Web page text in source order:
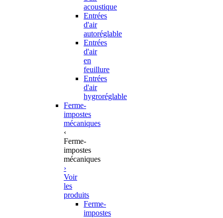
acoustique
Entrées
d'air
autoréglable
Entrées
d'air
en
feuillure
Entrées
d'air
hygroréglable
Ferme-
impostes
mécaniques
‹
Ferme-
impostes
mécaniques
›
Voir
les
produits
Ferme-
impostes